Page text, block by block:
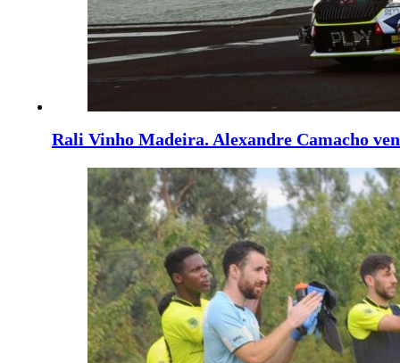
Rali Vinho Madeira. Alexandre Camacho